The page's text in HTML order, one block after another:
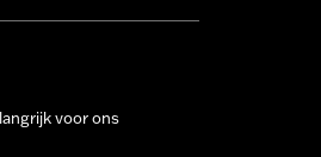
voor ons